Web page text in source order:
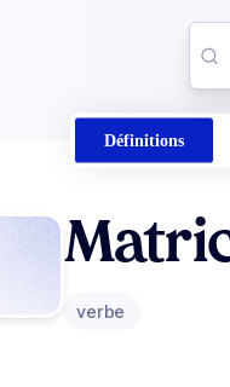
Définitions
verbe